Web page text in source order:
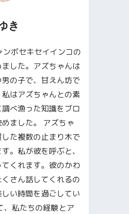
き
ボセキセイインコの
した。アズちゃんは
の子で、甘えん坊で
はアズちゃんとの素
べ漁った知識をブロ
ました。 アズちゃ
た複数の止まり木で
。私が彼を呼ぶと、
くれます。彼のかわ
さん話してくれるの
い時間を過ごしてい
、私たちの経験とア